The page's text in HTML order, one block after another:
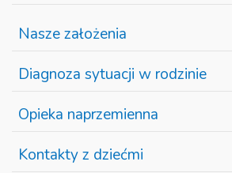
Nasze założenia
Diagnoza sytuacji w rodzinie
Opieka naprzemienna
Kontakty z dziećmi